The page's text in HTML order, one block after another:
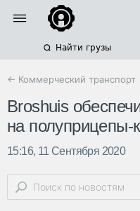
Найти грузы
← Коммерческий транспорт
Broshuis
на полуприцепы-
15:16, 11 Сентября 2020